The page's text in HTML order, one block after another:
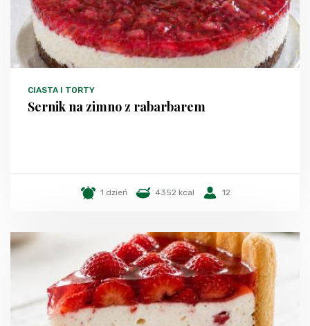
CIASTA I TORTY
Sernik na zimno z rabarbarem
1 dzień 4352 kcal 12